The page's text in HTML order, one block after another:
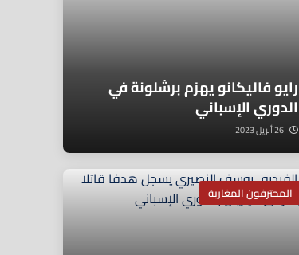
رايو فاليكانو يهزم برشلونة في
الدوري الإسباني
المحترفون المغاربة